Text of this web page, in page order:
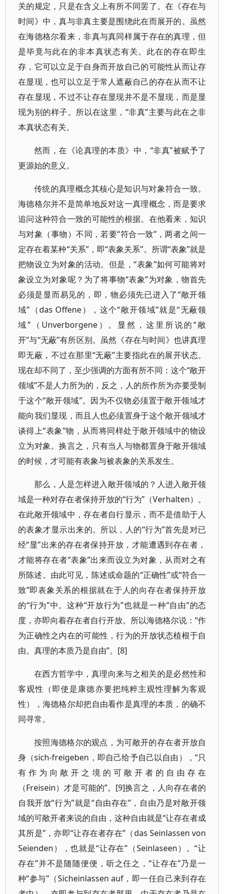
关的规定，只是在含义上有所不同罢了。在《存在与
时间》中，真与非真主要是围绕此在而展开的。虽然
在海德格尔看来，非真与真同样属于存在的真理，但
是毕竟与此在的非本真状态有关。此在的存在即生
存，它可以立足于自身而开放自己的可能性从而让存
在显现，也可以立足于常人遮蔽自己的存在从而不让
存在显现，不过不让存在显现并不是不显现，而是显
现为别的样子。所以在这里，“非真”主要与此在之非
本真状态有关。
然而，在《论真理的本质》中，“非真”被赋予了
更源始的意义。
传统的真理概念其核心是知识与对象符合一致。
海德格尔并不是简单地反对这一真理概念，而是要求
追问这种符合一致的可能性的根据。在他看来，知识
与对象（事物）不同，若要“符合一致”，两者之间一
定存在着某种“关系”，即“表象关系”。所谓“表象”就是
把物设立为对象的活动。但是，“表象”如何可能将对
象设立为对象呢？为了将事物“表象”为对象，物首先
必须是显而易见的，即，物必须先已进入了“敞开领
域”（das Offene），这个“敞开领域”就是“无蔽领
域”（Unverborgene）。显然，这里所说的“敞
开”与“无蔽”有所区别。虽然《存在与时间》也讲真理
即无蔽，不过在那里“无蔽”主要指此在的展开状态。
现在却不同了，至少强调的方面有所不同：这个“敞开
领域”不是人力所为的，反之，人的所作所为亦要受制
于这个“敞开领域”。因为不仅物必须置于敞开领域才
能向我们显现，而且人也必须置身于这个敞开领域才
谈得上“表象”物，从而将同样处于敞开领域中的物设
立为对象。换言之，只有当人与物都置身于敞开领域
的时候，才可能有表象与被表象的关系发生。
那么，人是怎样进入敞开领域的？人进入敞开领
域是一种对存在者保持开放的“行为”（Verhalten）。
在此敞开领域中，存在者自行显示，而不是借助于人
的表象才显示出来的。所以，人的“行为”首先是对已
经“显”出来的存在者保持开放，才能遭遇到存在者，
才能将存在者“表象”出来而设立为对象，从而对之有
所陈述。由此可见，陈述或命题的“正确性”或“符合一
致”即表象关系的根据就在于人的向存在者保持开放
的“行为”中。这种“开放行为”也就是一种“自由”的态
度，亦即向着存在者自行开放。所以海德格尔说：“作
为正确性之内在的可能性，行为的开放状态植根于自
由。真理的本质乃是自由”。[8]
在西方哲学中，真理向来与之相关的是必然性和
客观性（即使是康德亦要把纯粹主观性理解为客观
性），海德格尔却把自由看作是真理的本质，的确不
同寻常。
按照海德格尔的观点，为可敞开的存在者开放自
身（sich-freigeben，即自己给予自己以自由），“只
有作为向敞开之境的可敞开者的自由存在
（Freisein）才是可能的”。[9]换言之，人向存在者的
自我开放“行为”就是“自由存在”，自由乃是对敞开领
域的可敞开者来说的自由，这种自由就是“让存在者成
其所是”，亦即“让存在者存在”（das Seinlassen von
Seienden），也就是“让存在”（Seinlaseen）。“让
存在”并不是随随便便，听之任之，“让存在”乃是一
种“参与”（Sicheinlassen auf，即一任自己来到存在